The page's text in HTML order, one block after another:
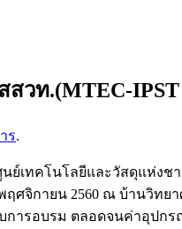
ท.(MTEC-IPST
ร.
เทคโนโลยีและวัสดุแห่ง
พฤศจิกายน 2560 ณ บ้า
ารอบรม ตลอดจนค่าอุป